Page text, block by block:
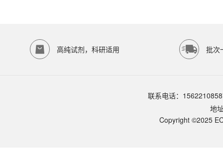
室温避光保存
温避光保存，有效期 12 个月。包装：A 液 + B 液 + 5 mg/mL BSA 标
高纯试剂，科研适用 批次
联系电话：
地
Copyright ©2025